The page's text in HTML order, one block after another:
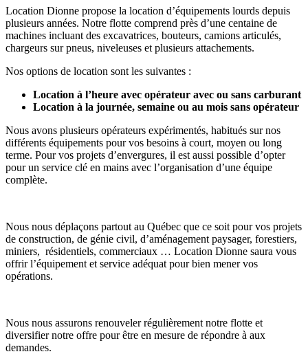
Location Dionne propose la location d’équipements lourds depuis
plusieurs années. Notre flotte comprend près d’une centaine de
machines incluant des excavatrices, bouteurs, camions articulés,
chargeurs sur pneus, niveleuses et plusieurs attachements.
Nos options de location sont les suivantes :
Location à l’heure avec opérateur avec ou sans carburant
Location à la journée, semaine ou au mois sans opérateur
Nous avons plusieurs opérateurs expérimentés, habitués sur nos
différents équipements pour vos besoins à court, moyen ou long
terme. Pour vos projets d’envergures, il est aussi possible d’opter
pour un service clé en mains avec l’organisation d’une équipe
complète.
Nous nous déplaçons partout au Québec que ce soit pour vos projets
de construction, de génie civil, d’aménagement paysager, forestiers,
miniers, résidentiels, commerciaux … Location Dionne saura vous
offrir l’équipement et service adéquat pour bien mener vos
opérations.
Nous nous assurons renouveler régulièrement notre flotte et
diversifier notre offre pour être en mesure de répondre à aux
demandes.